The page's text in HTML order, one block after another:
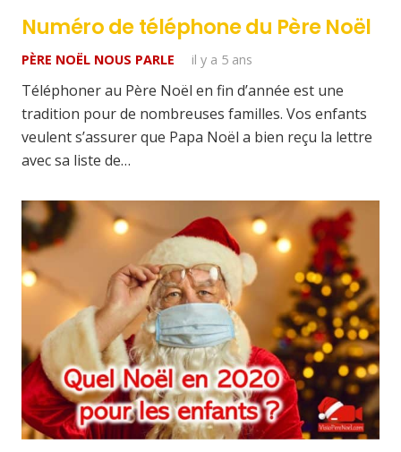
Numéro de téléphone du Père Noël
PÈRE NOËL NOUS PARLE il y a 5 ans
Téléphoner au Père Noël en fin d’année est une
tradition pour de nombreuses familles. Vos enfants
veulent s’assurer que Papa Noël a bien reçu la lettre
avec sa liste de…